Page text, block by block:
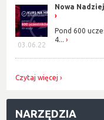
03.06.22
Nowa
Pond 600
4...
Czytaj więcej
NARZĘDZIA